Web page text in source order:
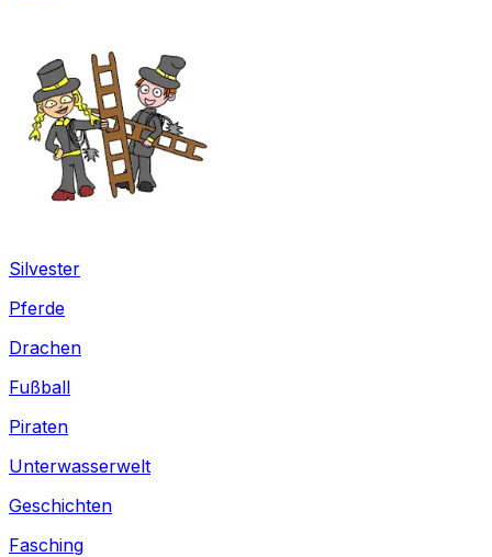
Silvester
Pferde
Drachen
Fußball
Piraten
Unterwasserwelt
Geschichten
Fasching